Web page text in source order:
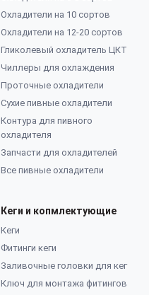
Охладители на 10 сортов
Охладители на 12-20 сортов
Гликолевый охладитель ЦКТ
Чиллеры для охлаждения
Проточные охладители
Сухие пивные охладители
Контура для пивного
охладителя
Запчасти для охладителей
Все пивные охладители
Кеги и копмлектующие
Кеги
Фитинги кеги
Заливочные головки для кег
Ключ для монтажа фитингов